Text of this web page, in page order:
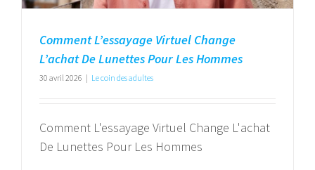
Comment L’essayage Virtuel Change
L’achat De Lunettes Pour Les Hommes
30 avril 2026 | Le coin des adultes
Comment L'essayage Virtuel Change L'achat
De Lunettes Pour Les Hommes